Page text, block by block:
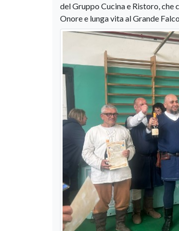
del Gruppo Cucina e Ristoro,
Onore e lunga vita al Grande